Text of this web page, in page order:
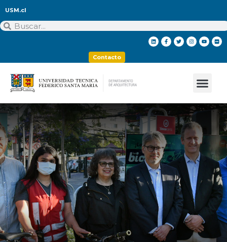
USM.cl
Contacto